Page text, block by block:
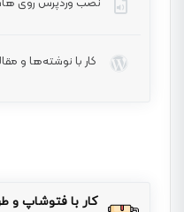
این بخش خصوصی می
کار با نوشته‌ها و
کار با فتوشاپ و